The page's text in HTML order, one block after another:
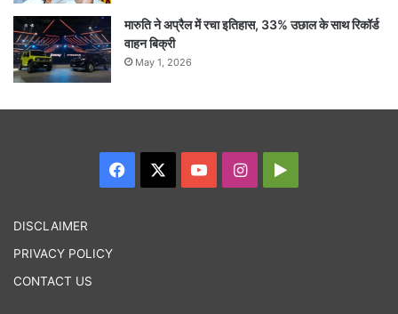
मारुति ने अप्रैल में रचा इतिहास, 33% उछाल के साथ रिकॉर्ड
वाहन बिक्री
May 1, 2026
Facebook YouTubeInstagram
DISCLAIMER
PRIVACY POLICY
CONTACT US